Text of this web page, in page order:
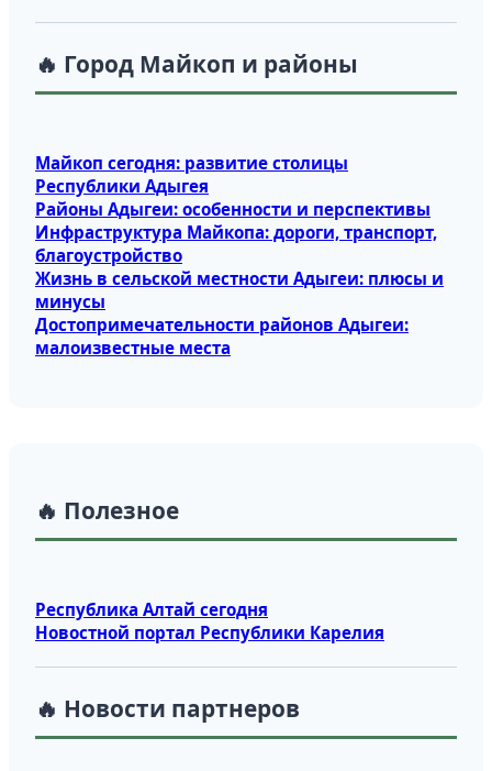
🔥 Город Майкоп и районы
Майкоп сегодня: развитие столицы
Республики Адыгея
Районы Адыгеи: особенности и перспективы
Инфраструктура Майкопа: дороги, транспорт,
благоустройство
Жизнь в сельской местности Адыгеи: плюсы и
минусы
Достопримечательности районов Адыгеи:
малоизвестные места
🔥 Полезное
Республика Алтай сегодня
Новостной портал Республики Карелия
🔥 Новости партнеров